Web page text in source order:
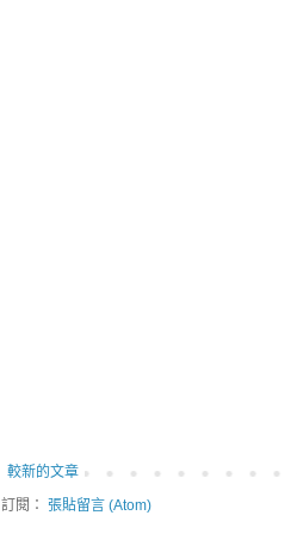
較新的文章
訂閱： 張貼留言 (Atom)